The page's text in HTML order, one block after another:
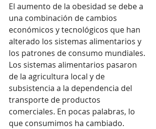
El aumento de la obesidad se debe a
una combinación de cambios
económicos y tecnológicos que han
alterado los sistemas alimentarios y
los patrones de consumo mundiales.
Los sistemas alimentarios pasaron
de la agricultura local y de
subsistencia a la dependencia del
transporte de productos
comerciales. En pocas palabras, lo
que consumimos ha cambiado.